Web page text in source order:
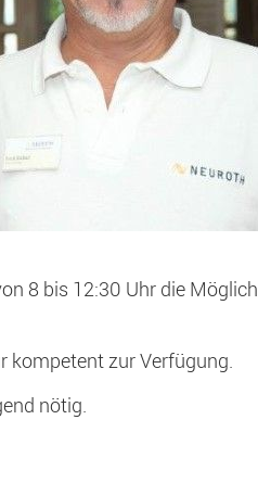
8 bis 12:30 Uhr die
kompetent zur Verfügung.
nötig.